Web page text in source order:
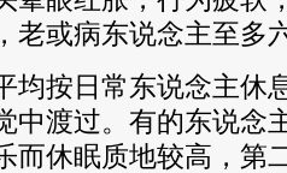
老或病东说念主至多
均按日常东说念主休
中渡过。有的东说念
而休眠质地较高，第